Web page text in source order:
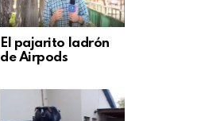
El pajarito ladrón
de Airpods